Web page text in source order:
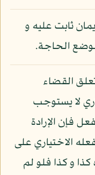
ثابت عليه و
موضع الحاجة.
القضاء
لا يستوجب
فإن الإرادة
الاختياري على
كذا و كذا فلو لم